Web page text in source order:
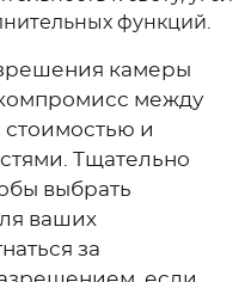
функций.
камеры
между
и
Тщательно
выбрать
ваших
за